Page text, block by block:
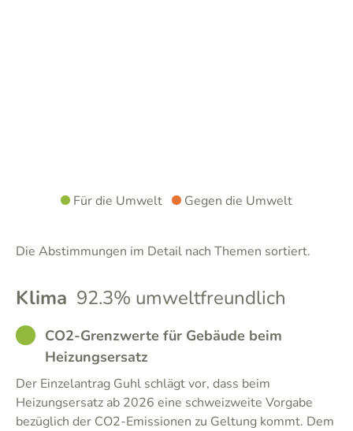
Für die Umwelt Gegen die Umwelt
Die Abstimmungen im Detail nach Themen sortiert.
Klima 92.3% umweltfreundlich
GOODCO2-Grenzwerte für Gebäude beim
Heizungsersatz
Der Einzelantrag Guhl schlägt vor, dass beim
Heizungsersatz ab 2026 eine schweizweite Vorgabe
bezüglich der CO2-Emissionen zu Geltung kommt. Dem